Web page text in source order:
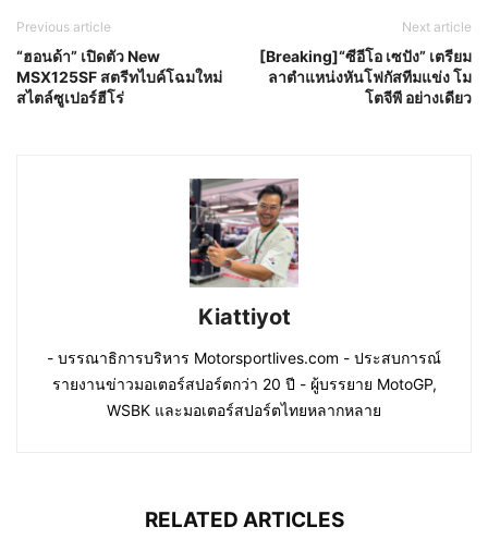
Previous article
“ฮอนด้า” เปิดตัว New
MSX125SF สตรีทไบค์โฉมใหม่
สไตล์ซูเปอร์ฮีโร่
Next article
[Breaking]“ซีอีโอ เซปัง” เตรียม
ลาตำแหน่งหันโฟกัสทีมแข่ง โม
โตจีพี อย่างเดียว
Kiattiyot
- บรรณาธิการบริหาร Motorsportlives.com - ประสบการณ์
รายงานข่าวมอเตอร์สปอร์ตกว่า 20 ปี - ผู้บรรยาย MotoGP,
WSBK และมอเตอร์สปอร์ตไทยหลากหลาย
RELATED ARTICLES